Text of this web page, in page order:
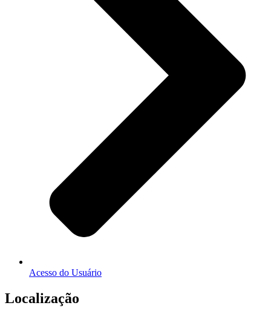
Acesso do Usuário
Localização